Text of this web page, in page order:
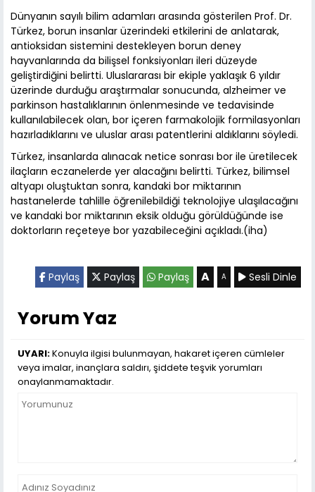
Dünyanın sayılı bilim adamları arasında gösterilen Prof. Dr.
Türkez, borun insanlar üzerindeki etkilerini de anlatarak,
antioksidan sistemini destekleyen borun deney
hayvanlarında da bilişsel fonksiyonları ileri düzeyde
geliştirdiğini belirtti. Uluslararası bir ekiple yaklaşık 6 yıldır
üzerinde durduğu araştırmalar sonucunda, alzheimer ve
parkinson hastalıklarının önlenmesinde ve tedavisinde
kullanılabilecek olan, bor içeren farmakolojik formilasyonları
hazırladıklarını ve uluslar arası patentlerini aldıklarını söyledi.
Türkez, insanlarda alınacak netice sonrası bor ile üretilecek
ilaçların eczanelerde yer alacağını belirtti. Türkez, bilimsel
altyapı oluştuktan sonra, kandaki bor miktarının
hastanelerde tahlille öğrenilebildiği teknolojiye ulaşılacağını
ve kandaki bor miktarının eksik olduğu görüldüğünde ise
doktorların reçeteye bor yazabileceğini açıkladı.(iha)
Paylaş Paylaş Paylaş A A Sesli Dinle
Yorum Yaz
UYARI:Konuyla ilgisi bulunmayan, hakaret içeren cümleler
veya imalar, inançlara saldırı, şiddete teşvik yorumları
onaylanmamaktadır.